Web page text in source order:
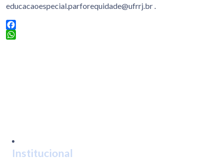
educacaoespecial.parforequidade@ufrrj.br .
Facebook
Institucional